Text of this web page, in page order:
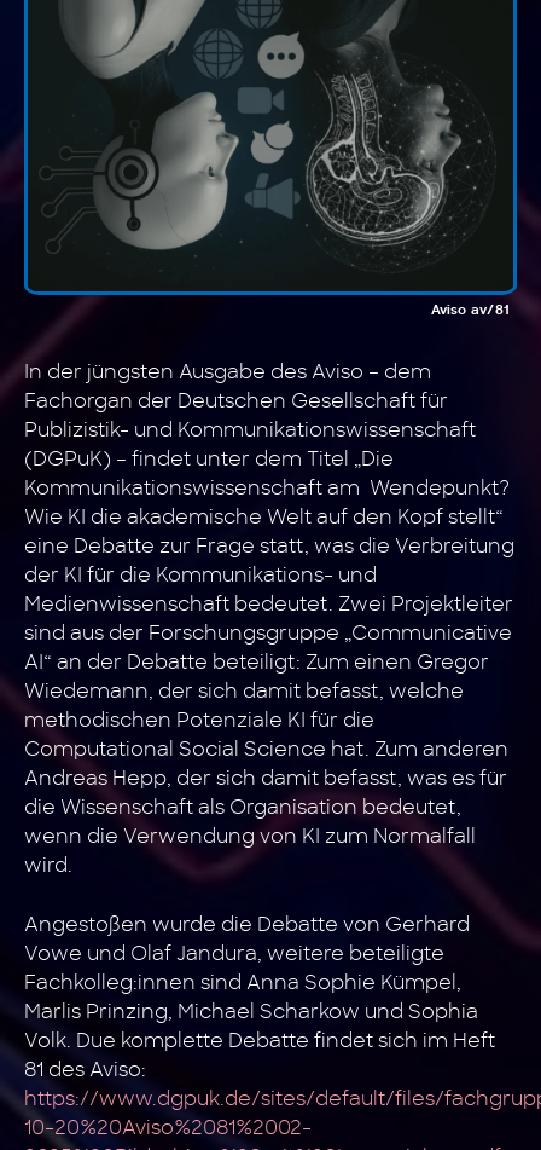
Aviso av/81
In der jüngsten Ausgabe des Aviso – dem
Fachorgan der Deutschen Gesellschaft für
Publizistik- und Kommunikationswissenschaft
(DGPuK) – findet unter dem Titel „Die
Kommunikationswissenschaft am Wendepunkt?
Wie KI die akademische Welt auf den Kopf stellt“
eine Debatte zur Frage statt, was die Verbreitung
der KI für die Kommunikations- und
Medienwissenschaft bedeutet. Zwei Projektleiter
sind aus der Forschungsgruppe „Communicative
AI“ an der Debatte beteiligt: Zum einen Gregor
Wiedemann, der sich damit befasst, welche
methodischen Potenziale KI für die
Computational Social Science hat. Zum anderen
Andreas Hepp, der sich damit befasst, was es für
die Wissenschaft als Organisation bedeutet,
wenn die Verwendung von KI zum Normalfall
wird.
Angestoßen wurde die Debatte von Gerhard
Vowe und Olaf Jandura, weitere beteiligte
Fachkolleg:innen sind Anna Sophie Kümpel,
Marlis Prinzing, Michael Scharkow und Sophia
Volk. Due komplette Debatte findet sich im Heft
81 des Aviso:
https://www.dgpuk.de/sites/default/files/
10-20%20Aviso%2081%2002-